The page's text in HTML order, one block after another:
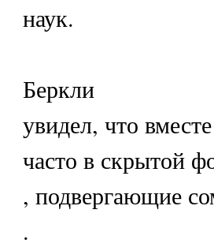
наук.
Беркли
увидел, что
часто в скрытой
, подвергающие
.